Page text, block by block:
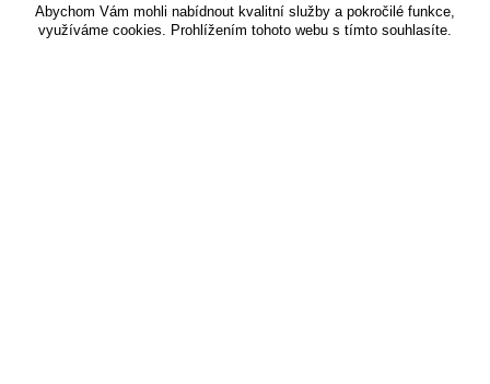
Abychom Vám mohli nabídnout kvalitní služby a pokročilé funkce,
využíváme cookies. Prohlížením tohoto webu s tímto souhlasíte.